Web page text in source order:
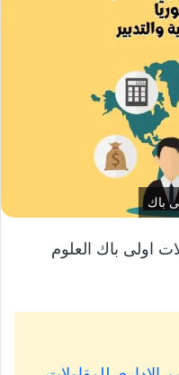
باك
اولى باك العلوم